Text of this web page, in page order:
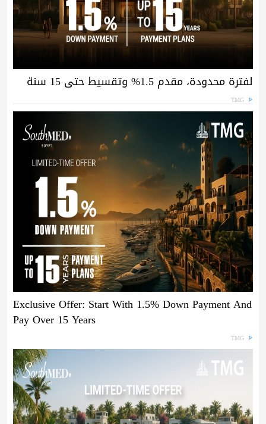
لفترة محدودة، مقدم 1.5% وتقسيط حتى 15 سنة
TMG
Exclusive Offer: Start With 1.5% Down Payment And
Pay Over 15 Years
TMG